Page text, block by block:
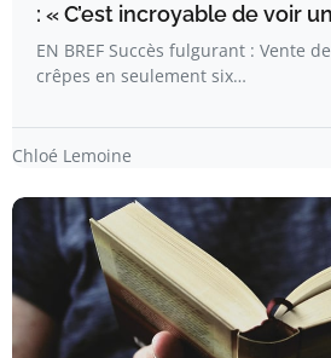
: « C’est incroyable de voir
EN BREF Succès fulgurant : Vente
crêpes en seulement six…
Chloé Lemoine